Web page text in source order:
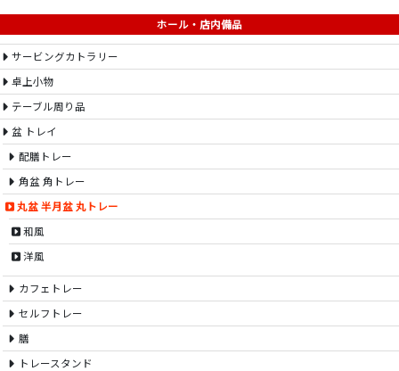
ホール・店内備品
サービングカトラリー
卓上小物
テーブル周り品
盆 トレイ
配膳トレー
角盆 角トレー
丸盆 半月盆 丸トレー
和風
洋風
カフェトレー
セルフトレー
膳
トレースタンド